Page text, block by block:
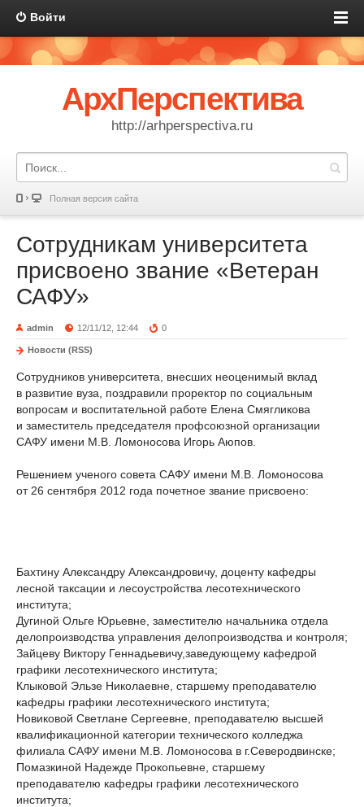
Войти
АрхПерспектива
http://arhperspectiva.ru
Полная версия сайта
Сотрудникам университета
присвоено звание «Ветеран
САФУ»
admin 12/11/12, 12:44 0
Новости (RSS)
Сотрудников университета, внесших неоценимый вклад
в развитие вуза, поздравили проректор по социальным
вопросам и воспитательной работе Елена Смягликова
и заместитель председателя профсоюзной организации
САФУ имени М.В. Ломоносова Игорь Аюпов.
Решением ученого совета САФУ имени М.В. Ломоносова
от 26 сентября 2012 года почетное звание присвоено:
Бахтину Александру Александровичу, доценту кафедры
лесной таксации и лесоустройства лесотехнического
института;
Дугиной Ольге Юрьевне, заместителю начальника отдела
делопроизводства управления делопроизводства и контроля;
Зайцеву Виктору Геннадьевичу,заведующему кафедрой
графики лесотехнического института;
Клыковой Эльзе Николаевне, старшему преподавателю
кафедры графики лесотехнического института;
Новиковой Светлане Сергеевне, преподавателю высшей
квалификационной категории технического колледжа
филиала САФУ имени М.В. Ломоносова в г.Северодвинске;
Помазкиной Надежде Прокопьевне, старшему
преподавателю кафедры графики лесотехнического
института;